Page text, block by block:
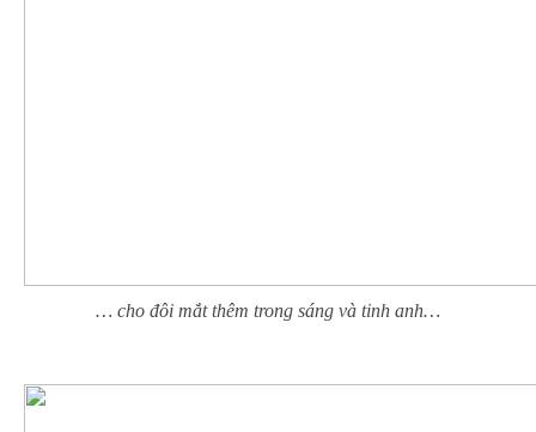
… cho đôi mắt thêm trong sáng và tinh anh…